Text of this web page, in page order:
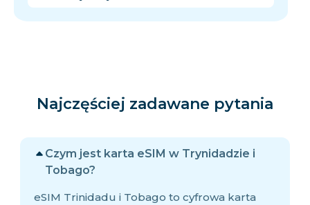
Najczęściej zadawane pytania
Czym jest karta eSIM w Trynidadzie i
Tobago?
eSIM Trinidadu i Tobago to cyfrowa karta